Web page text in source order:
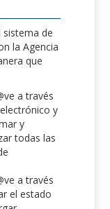
sistema de
la Agencia
que
a través
y
y
todas las
a través
el estado